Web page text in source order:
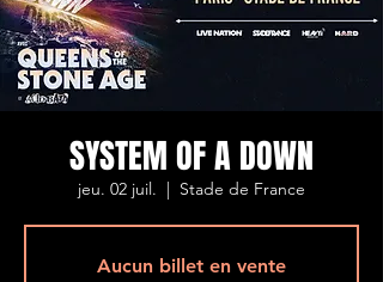
SYSTEM OF A DOWN
jeu. 02 juil.
  |
Stade de France
Aucun billet en vente